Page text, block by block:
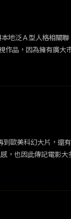
有或不想放棄對於他
人的聲音敘說本地
」看完最後一集，
視台能引進這部片，
地泛Ａ型人格相關
作品，因為擁有廣大
性，以粉絲和作品
感的藝人）次文化用
一步將 Idol 推上自
「（略）...劇情描述
界，都造成了 Idol
歐美科幻大片，還
，讓觀眾更有帶入感，也因